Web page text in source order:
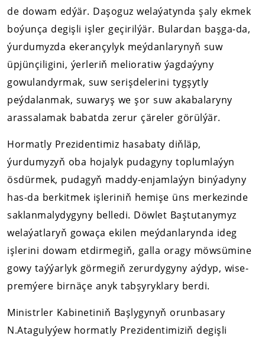
de dowam edýär. Daşoguz welaýatynda şaly ekmek
boýunça degişli işler geçirilýär. Bulardan başga-da,
ýurdumyzda ekerançylyk meýdanlarynyň suw
üpjünçiligini, ýerleriň melioratiw ýagdaýyny
gowulandyrmak, suw serişdelerini tygşytly
peýdalanmak, suwaryş we şor suw akabalaryny
arassalamak babatda zerur çäreler görülýär.
Hormatly Prezidentimiz hasabaty diňläp,
ýurdumyzyň oba hojalyk pudagyny toplumlaýyn
ösdürmek, pudagyň maddy-enjamlaýyn binýadyny
has-da berkitmek işleriniň hemişe üns merkezinde
saklanmalydygyny belledi. Döwlet Baştutanymyz
welaýatlaryň gowaça ekilen meýdanlarynda ideg
işlerini dowam etdirmegiň, galla oragy möwsümine
gowy taýýarlyk görmegiň zerurdygyny aýdyp, wise-
premýere birnäçe anyk tabşyryklary berdi.
Ministrler Kabinetiniň Başlygynyň orunbasary
N.Atagulyýew hormatly Prezidentimiziň degişli